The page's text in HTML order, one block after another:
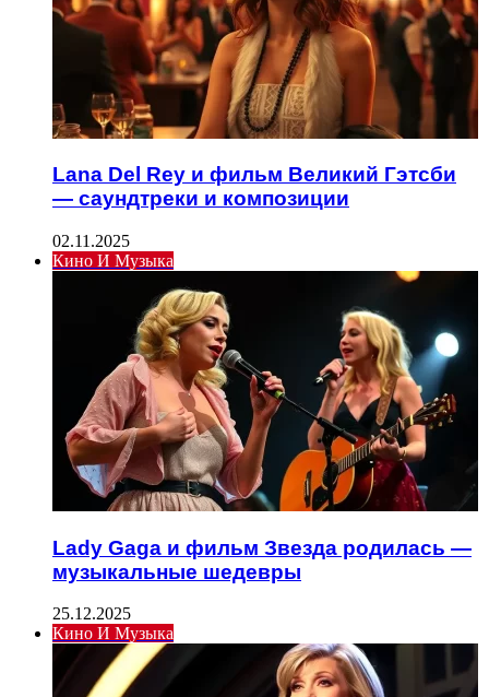
Lana Del Rey и фильм Великий Гэтсби
— саундтреки и композиции
02.11.2025
Кино И Музыка
Lady Gaga и фильм Звезда родилась —
музыкальные шедевры
25.12.2025
Кино И Музыка